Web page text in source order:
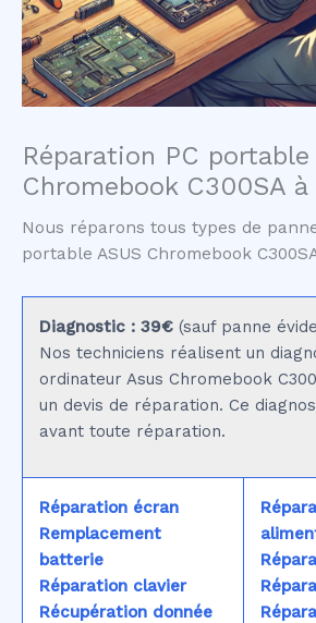
Réparation PC portable
Chromebook C300SA à
Nous réparons tous types de
portable ASUS Chromebook
Diagnostic : 39€ (sauf panne
Nos techniciens réalisent un
ordinateur Asus Chromebook
un devis de réparation. Ce
avant toute réparation.
Réparation écran
Remplacement
batterie
Réparation clavier
Récupération donnée